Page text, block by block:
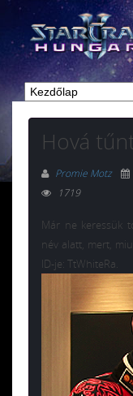
Hová
Promie Motz
1719
Már ne keressük
név alatt, mert,
ID-je: TtWhiteRa.